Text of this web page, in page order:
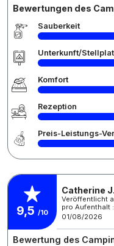
Bewertungen des
Sauberkeit
Unterkunft/
Komfort
Rezeption
Preis-Leistungs-
9,5 /10
Catherine J.
Veröffentlicht
pro Aufenthalt
01/08/2026
Bewertung des